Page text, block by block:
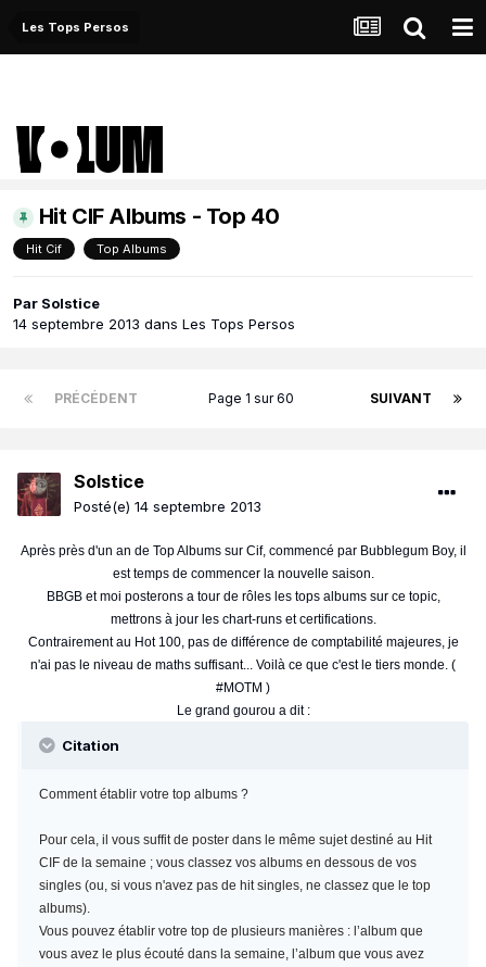
Les Tops Persos
Hit CIF Albums - Top 40
Hit Cif Top Albums
Par Solstice
14 septembre 2013 dans Les Tops Persos
PRÉCÉDENT SUIVANT
Page 1 sur 60
Solstice
Posté(e) 14 septembre 2013
Après près d'un an de Top Albums sur Cif, commencé par Bubblegum Boy, il
est temps de commencer la nouvelle saison.
BBGB et moi posterons a tour de rôles les tops albums sur ce topic,
mettrons à jour les chart-runs et certifications.
Contrairement au Hot 100, pas de différence de comptabilité majeures, je
n'ai pas le niveau de maths suffisant... Voilà ce que c'est le tiers monde. (
#MOTM )
Le grand gourou a dit :
Citation
Comment établir votre top albums ?
Pour cela, il vous suffit de poster dans le même sujet destiné au Hit
CIF de la semaine ; vous classez vos albums en dessous de vos
singles (ou, si vous n'avez pas de hit singles, ne classez que le top
albums).
Vous pouvez établir votre top de plusieurs manières : l’album que
vous avez le plus écouté dans la semaine, l’album que vous avez